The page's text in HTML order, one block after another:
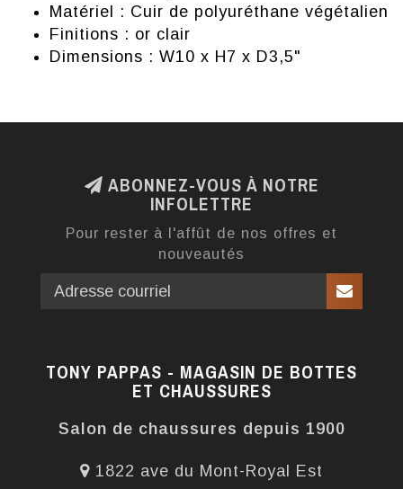
Matériel : Cuir de polyuréthane végétalien
Finitions : or clair
Dimensions : W10 x H7 x D3,5"
ABONNEZ-VOUS À NOTRE
INFOLETTRE
Pour rester à l'affût de nos offres et
nouveautés
TONY PAPPAS - MAGASIN DE BOTTES
ET CHAUSSURES
Salon de chaussures depuis 1900
1822 ave du Mont-Royal Est